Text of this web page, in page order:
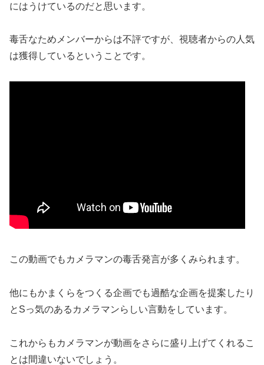
にはうけているのだと思います。
毒舌なためメンバーからは不評ですが、 視聴者からの人気
は獲得している ということです。
この動画でもカメラマンの毒舌発言が多くみられます。
他にもかまくらをつくる企画でも過酷な企画を提案したり
とSっ気のあるカメラマンらしい言動をしています。
これからもカメラマンが動画をさらに盛り上げてくれるこ
とは間違いないでしょう。